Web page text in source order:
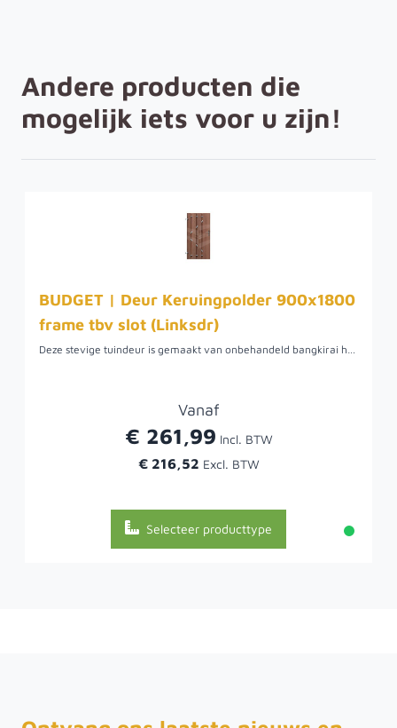
Andere producten die
mogelijk iets voor u zijn!
BUDGET | Deur Keruingpolder 900x1800
frame tbv slot (Linksdr)
Deze stevige tuindeur is gemaakt van onbehandeld bangkirai hout. De planken zijn 16 x 145 millimeter en geschroefd op een stalen frame. Wij kunnen deze deuren uiteraard ook voor u op maat maken. Linksdraaiend, oftewel: als de deur naar u toe open gaat, zitten de scharnieren aan uw linkerkant. Door het stalen frame sluit de deur altijd goed en makkelijk met een minimale werking. De deur gaat wel 25 tot 30 jaar mee. De deur is door de goede kwaliteit van het hout wat prijziger, maar dit staat weer in verhouding met de lange levensduur van de deur. De deur is zwaar en van goede kwaliteit, dus goede verankering en bevestiging zijn een vereiste.
Vanaf
€ 261,99
€ 216,52
Selecteer producttype